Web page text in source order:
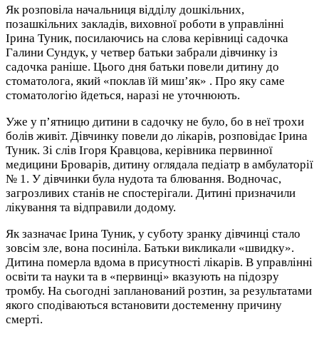
Як розповіла начальниця відділу дошкільних,
позашкільних закладів, виховної роботи в управлінні
Ірина Туник, посилаючись на слова керівниці садочка
Галини Сундук, у четвер батьки забрали дівчинку із
садочка раніше. Цього дня батьки повели дитину до
стоматолога, який «поклав їй миш’як» . Про яку саме
стоматологію йдеться, наразі не уточнюють.
Уже у п’ятницю дитини в садочку не було, бо в неї трохи
болів живіт. Дівчинку повели до лікарів, розповідає Ірина
Туник. Зі слів Ігоря Кравцова, керівника первинної
медицини Броварів, дитину оглядала педіатр в амбулаторії
№ 1. У дівчинки була нудота та блювання. Водночас,
загрозливих станів не спостерігали. Дитині призначили
лікування та відправили додому.
Як зазначає Ірина Туник, у суботу зранку дівчинці стало
зовсім зле, вона посиніла. Батьки викликали «швидку».
Дитина померла вдома в присутності лікарів. В управлінні
освіти та науки та в «первинці» вказують на підозру
тромбу. На сьогодні запланований розтин, за результатами
якого сподіваються встановити достеменну причину
смерті.